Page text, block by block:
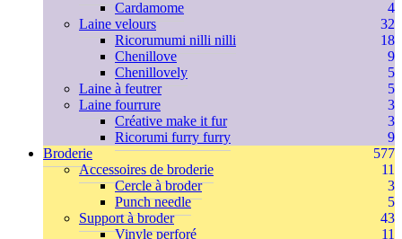
Cardamome
4
Laine velours
32
Ricorumumi nilli nilli
18
Chenillove
9
Chenillovely
5
Laine à feutrer
5
Laine fourrure
3
Créative make it fur
3
Ricorumi furry furry
9
Broderie
577
Accessoires de broderie
11
Cercle à broder
3
Punch needle
5
Support à broder
43
Vinyle perforé
11